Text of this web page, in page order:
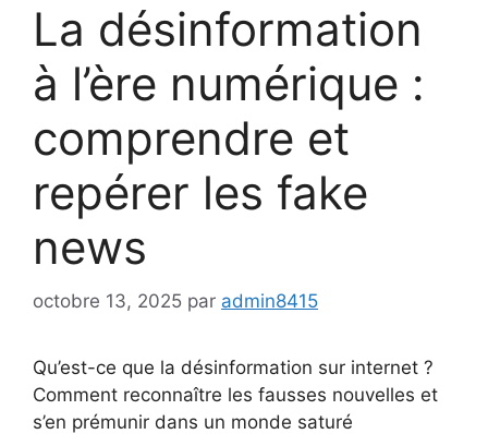
La désinformation
à l’ère numérique :
comprendre et
repérer les fake
news
octobre 13, 2025 par admin8415
Qu’est-ce que la désinformation sur internet ?
Comment reconnaître les fausses nouvelles et
s’en prémunir dans un monde saturé